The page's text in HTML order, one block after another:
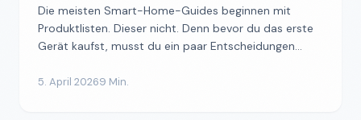
Die meisten Smart-Home-Guides beginnen mit
Produktlisten. Dieser nicht. Denn bevor du das erste
Gerät kaufst, musst du ein paar Entscheidungen
5. April 20269 Min.